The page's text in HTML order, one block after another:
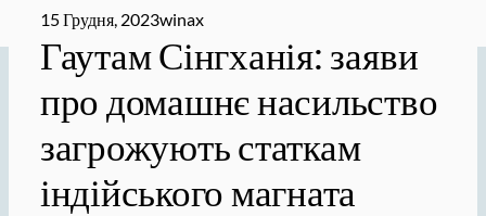
15 Грудня, 2023winax
Гаутам Сінгханія: заяви
про домашнє насильство
загрожують статкам
індійського магната